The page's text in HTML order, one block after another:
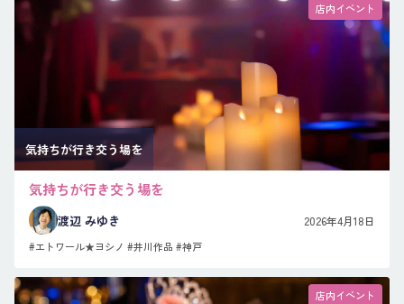
店内イベント
気持ちが行き交う場を
気持ちが行き交う場を
渡辺 みゆき 2026年4月18日
#エトワール★ヨシノ #井川作品 #神戸
店内イベント